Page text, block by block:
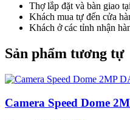
Thợ lắp đặt và bàn giao
Khách mua tự đến cửa
Khách ở các tỉnh nhận
Sản phẩm tương tự
Camera Speed Dome